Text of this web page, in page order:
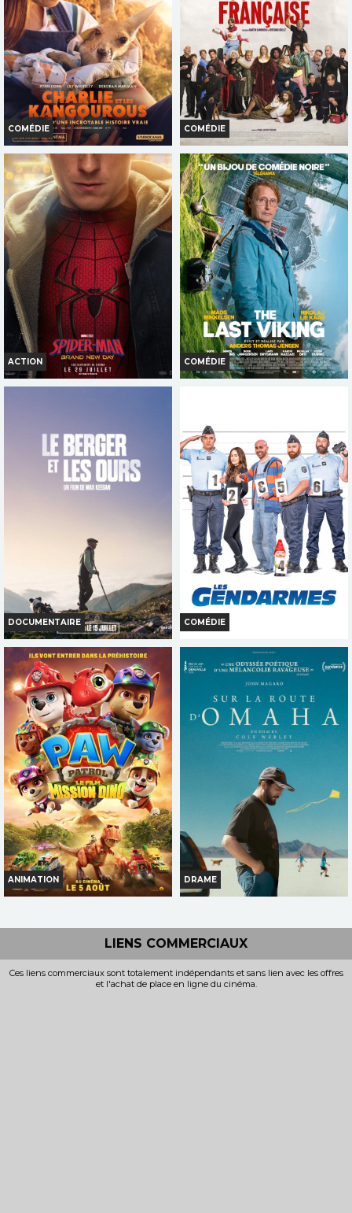
Réservation
TOUT PUBLIC
VF
Réservation
INT. -12ans
VF
COMÉDIE
CHARLIE ET LES KANGOUROUS
Horaires et Infos
Bande-annonce
Réservation
TOUT PUBLIC
COMÉDIE
DE LA COMÉDIE-FRANÇAISE
Horaires et Infos
Bande-annonce
Réservation
TOUT PUBLIC
ACTION
Bande-annonce
Réservation
COMÉDIE
Bande-annonce
Réservation
INT. -12ans
VOST
VF
DOCUMENTAIRE
LE BERGER ET LES OURS
Horaires et Infos
Bande-annonce
Réservation
TOUT PUBLIC
VF
COMÉDIE
LES GENDARMES
Horaires et Infos
Bande-annonce
Réservation
TOUT PUBLIC
VF
ANIMATION
Horaires et Infos
Bande-annonce
DRAME
Horaires et Infos
Bande-annonce
LIENS COMMERCIAUX
Ces liens commerciaux sont totalement indépendants et sans lien avec les offres
et l'achat de place en ligne du cinéma.